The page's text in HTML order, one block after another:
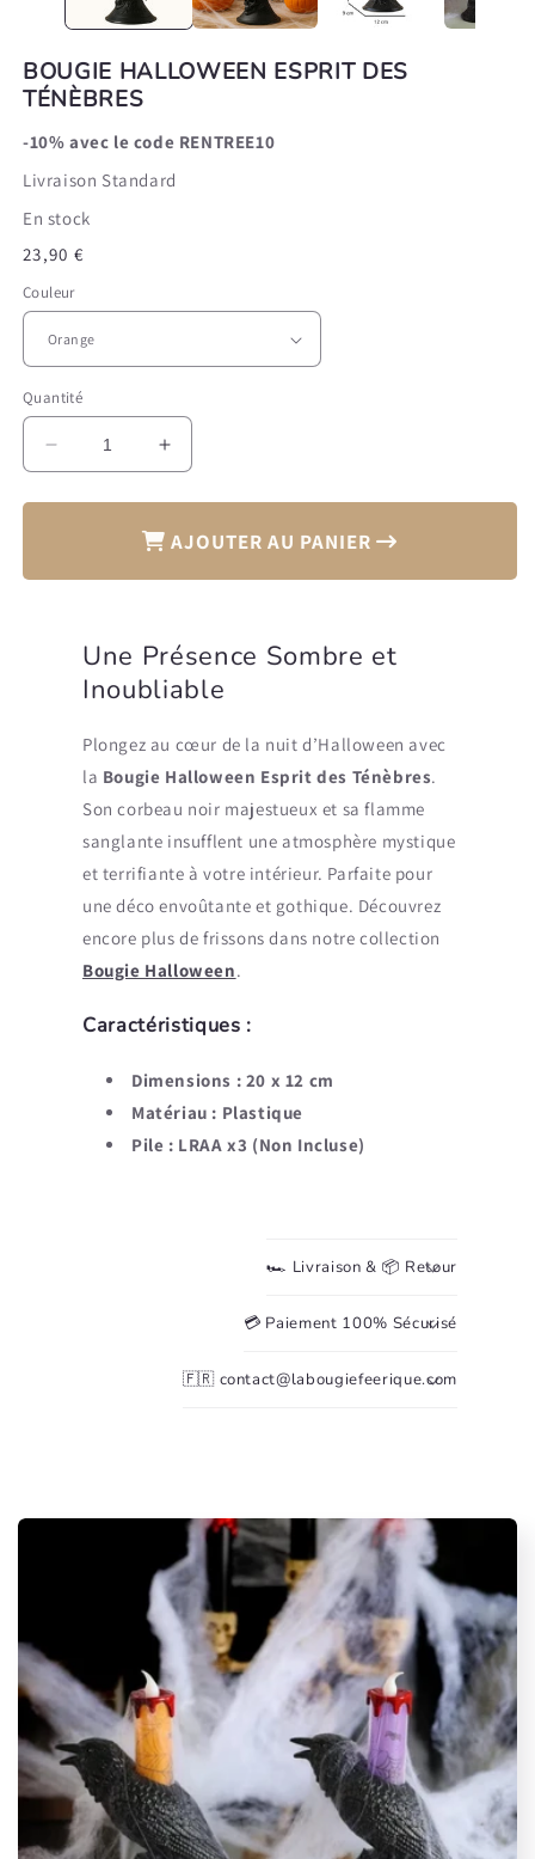
BOUGIE HALLOWEEN ESPRIT DES
TÉNÈBRES
-10% avec le code RENTREE10
Livraison Standard
En stock
Prix
habituel
23,90 €
Couleur
Quantité
Réduire
la
quantité
Halloween
Ténèbres
Augmenter
la
quantité
de
Bougie
Halloween
Ténèbres
AJOUTER AU PANIER
Une Présence Sombre et
Inoubliable
Plongez au cœur de la nuit d’Halloween avec
la Bougie Halloween Esprit des Ténèbres.
Son corbeau noir majestueux et sa flamme
sanglante insufflent une atmosphère mystique
et terrifiante à votre intérieur. Parfaite pour
une déco envoûtante et gothique. Découvrez
encore plus de frissons dans notre collection
Bougie Halloween.
Caractéristiques :
Dimensions : 20 x 12 cm
Matériau : Plastique
Pile : LRAA x3 (Non Incluse)
🏎️ Livraison & 📦 Retour
💳 Paiement 100% Sécurisé
🇫🇷 contact@labougiefeerique.com